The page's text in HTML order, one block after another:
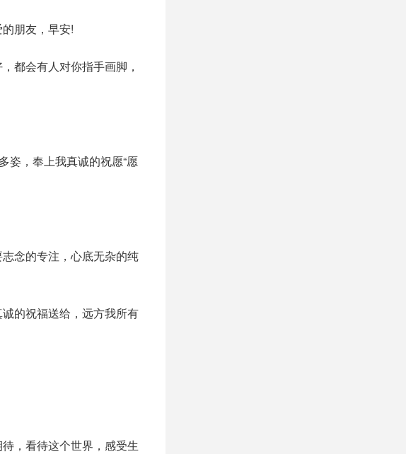
朋友，早安!
都会有人对你指手画脚，
姿，奉上我真诚的祝愿“愿
念的专注，心底无杂的纯
的祝福送给，远方我所有
，看待这个世界，感受生